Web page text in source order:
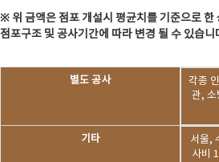
※ 위 금액은 점포 개설시 평균치를 기준으로 한
점포구조 및 공사기간에 따라 변경 될 수 있습니
별도 공사
각종
관, 소
기타
서울,
사비